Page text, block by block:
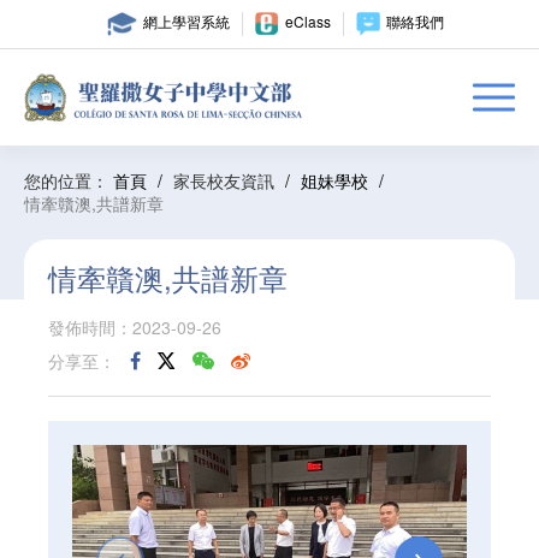
網上學習系統 eClass 聯絡我們
您的位置： 首頁 / 家長校友資訊 / 姐妹學校 /
情牽贛澳,共譜新章
情牽贛澳,共譜新章
發佈時間：2023-09-26
分享至：